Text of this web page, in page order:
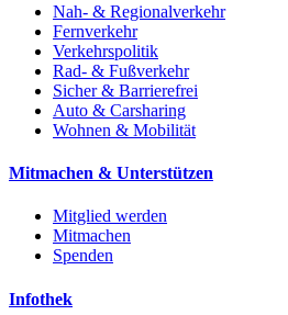
Nah- & Regionalverkehr
Fernverkehr
Verkehrspolitik
Rad- & Fußverkehr
Sicher & Barrierefrei
Auto & Carsharing
Wohnen & Mobilität
Mitmachen & Unterstützen
Mitglied werden
Mitmachen
Spenden
Infothek